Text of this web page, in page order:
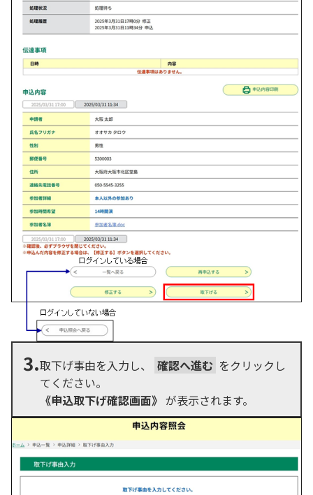
3.取下げ事由を入力し、 確認へ進む をクリックし
てください。
《申込取下げ確認画面》 が表示されます。